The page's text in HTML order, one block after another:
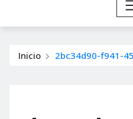
Inicio 2bc34d90-f941-